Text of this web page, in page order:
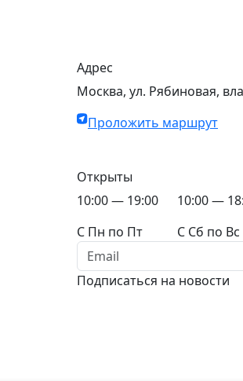
Адрес
Москва, ул. Рябиновая,
Проложить маршрут
Открыты
10:00 — 19:00
C Пн по Пт
10:00 —
C Сб по Вс
Подписаться на новости